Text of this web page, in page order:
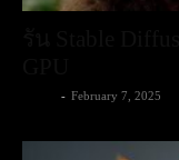
- February 7, 2025